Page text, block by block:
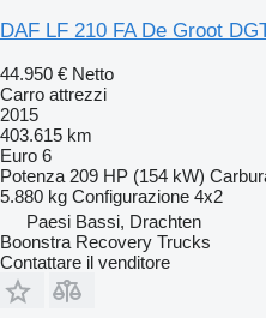
DAF LF 210 FA De Groot
44.950 € Netto
Carro attrezzi
2015
403.615 km
Euro 6
Potenza 209 HP (154 kW)
5.880 kg Configurazione 4x2
Paesi Bassi, Drachten
Boonstra Recovery Trucks
Contattare il venditore